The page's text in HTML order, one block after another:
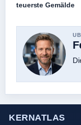
teuerste Gemälde
KERNATLAS